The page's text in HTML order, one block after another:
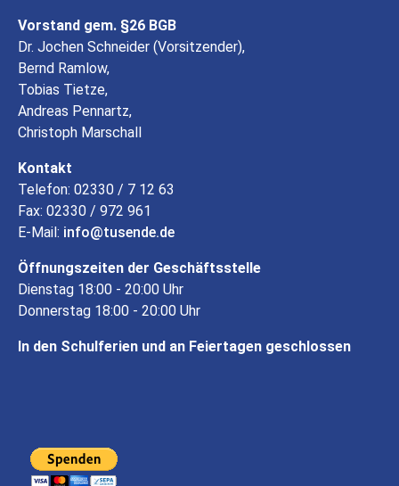
Vorstand gem. §26 BGB
Dr. Jochen Schneider (Vorsitzender),
Bernd Ramlow,
Tobias Tietze,
Andreas Pennartz,
Christoph Marschall
Kontakt
Telefon: 02330 / 7 12 63
Fax: 02330 / 972 961
E-Mail: info tusende de
Öffnungszeiten der Geschäftsstelle
Dienstag 18:00 - 20:00 Uhr
Donnerstag 18:00 - 20:00 Uhr
In den Schulferien und an Feiertagen geschlossen